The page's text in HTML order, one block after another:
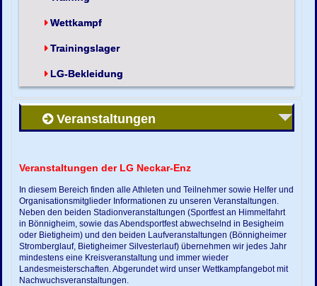
Wettkampf
Trainingslager
LG-Bekleidung
Veranstaltungen
Veranstaltungen der LG Neckar-Enz
In diesem Bereich finden alle Athleten und Teilnehmer sowie Helfer und
Organisationsmitglieder Informationen zu unseren Veranstaltungen.
Neben den beiden Stadionveranstaltungen (Sportfest an Himmelfahrt
in Bönnigheim, sowie das Abendsportfest abwechselnd in Besigheim
oder Bietigheim) und den beiden Laufveranstaltungen (Bönnigheimer
Stromberglauf, Bietigheimer Silvesterlauf) übernehmen wir jedes Jahr
mindestens eine Kreisveranstaltung und immer wieder
Landesmeisterschaften. Abgerundet wird unser Wettkampfangebot mit
Nachwuchsveranstaltungen.